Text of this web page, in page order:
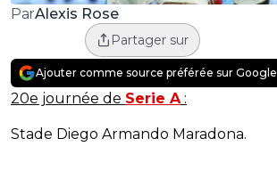
ParAlexis Rose
Partager sur
Ajouter comme source préférée sur Google
20e journée de Serie A:
Stade Diego Armando Maradona.